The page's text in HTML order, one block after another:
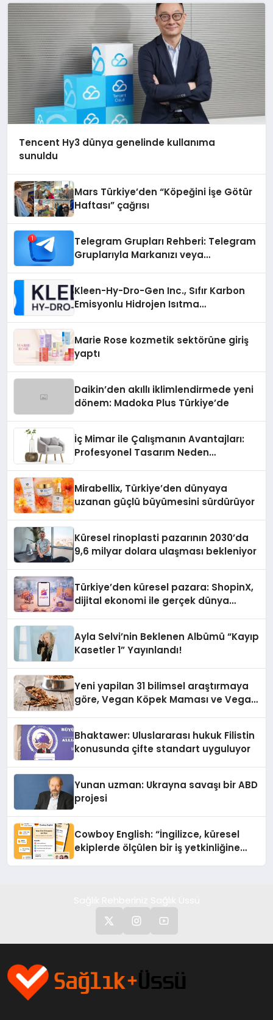
Tencent Hy3 dünya genelinde kullanıma
sunuldu
Mars Türkiye’den “Köpeğini İşe Götür
Haftası” çağrısı
Telegram Grupları Rehberi: Telegram
Gruplarıyla Markanızı veya
Kleen-Hy-Dro-Gen Inc., Sıfır Karbon
Emisyonlu Hidrojen Isıtma
Marie Rose kozmetik sektörüne giriş
yaptı
Daikin’den akıllı iklimlendirmede yeni
dönem: Madoka Plus Türkiye’de
İç Mimar ile Çalışmanın Avantajları:
Profesyonel Tasarım Neden
Mirabellix, Türkiye’den dünyaya
uzanan güçlü büyümesini sürdürüyor
Küresel rinoplasti pazarının 2030’da
9,6 milyar dolara ulaşması bekleniyor
Türkiye’den küresel pazara: ShopinX,
dijital ekonomi ile gerçek dünya
Ayla Selvi’nin Beklenen Albümü “Kayıp
Kasetler 1” Yayınlandı!
Yeni yapilan 31 bilimsel araştırmaya
göre, Vegan Köpek Maması ve Vegan
Bhaktawer: Uluslararası hukuk Filistin
konusunda çifte standart uyguluyor
Yunan uzman: Ukrayna savaşı bir ABD
projesi
Cowboy English: “İngilizce, küresel
ekiplerde ölçülen bir iş yetkinliğine